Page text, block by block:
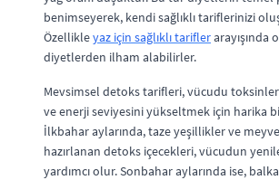
benimseyerek, kendi sağlıklı tariflerinizi
Özellikleyaz için sağlıklı tariflerarayışında
diyetlerden ilham alabilirler.
Mevsimsel detoks tarifleri, vücudu
ve enerji seviyesini yükseltmek için harika
İlkbahar aylarında, taze yeşillikler ve
hazırlanan detoks içecekleri, vücudun
yardımcı olur. Sonbahar aylarında ise,